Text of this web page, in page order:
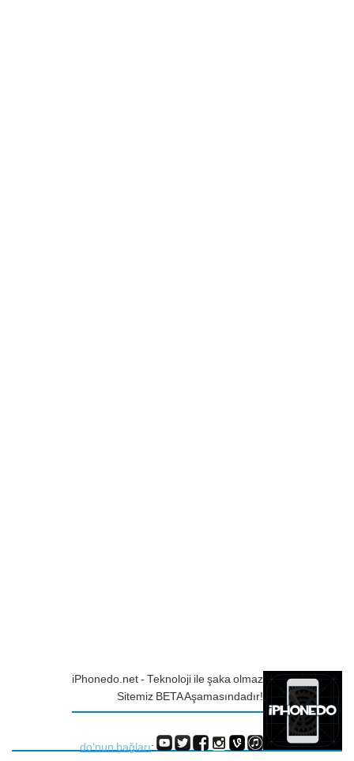
iPhonedo.net - Teknoloji ile şaka olmaz
Sitemiz BETA Aşamasındadır!
do'nun bağları: